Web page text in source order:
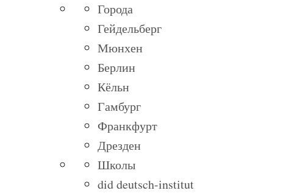
Города
Гейдельберг
Мюнхен
Берлин
Кёльн
Гамбург
Франкфурт
Дрезден
Школы
did deutsch-institut